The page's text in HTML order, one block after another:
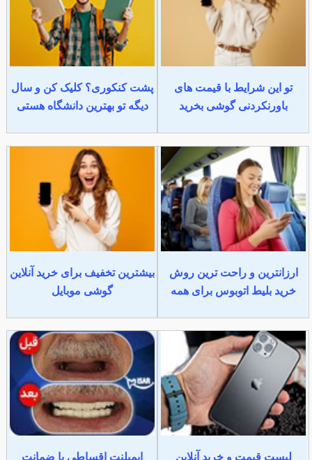
تو این شرایط با قیمت های
باورنکردنی گوشی بخرید
پشت کنکوری؟ کلیک کن و سال
دیگه تو بهترین دانشگاه هستی
ارزانترین و راحت ترین روش
خرید بلیط اتوبوس برای همه
بیشترین تخفیف برای خرید آنلاین
گوشی موبایل
لیست قیمت و خرید آنلاین
ایمپلنت اقساطی با ضمانت